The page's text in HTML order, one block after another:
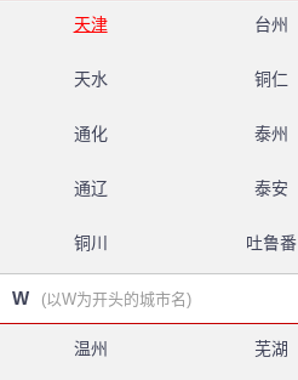
天津 台州
天水 铜仁
通化 泰州
通辽 泰安
铜川 吐鲁番
W (以W为开头的城市名)
温州 芜湖